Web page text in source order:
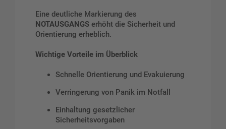
Eine deutliche Markierung des
NOTAUSGANGS erhöht die Sicherheit und
Orientierung erheblich.
Wichtige Vorteile im Überblick
Schnelle Orientierung und Evakuierung
Verringerung von Panik im Notfall
Einhaltung gesetzlicher
Sicherheitsvorgaben